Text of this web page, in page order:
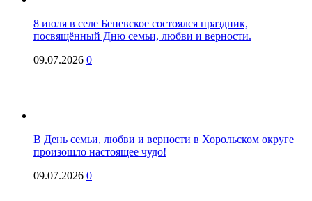
8 июля в селе Беневское состоялся праздник,
посвящённый Дню семьи, любви и верности.
09.07.2026 0
В День семьи, любви и верности в Хорольском округе
произошло настоящее чудо!
09.07.2026 0